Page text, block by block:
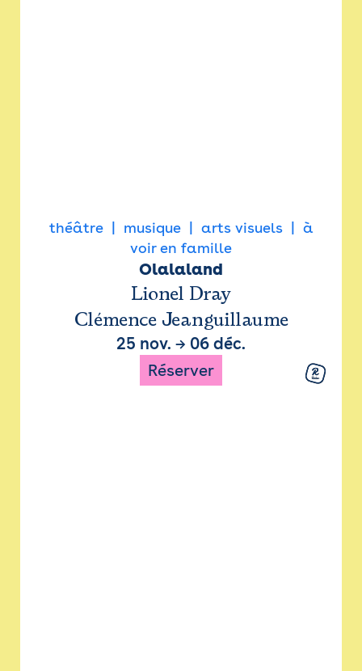
théâtre musique arts visuels
à
voir en famille
Olalaland
Lionel Dray
Clémence Jeanguillaume
25 nov. → 06 déc.
Réserver